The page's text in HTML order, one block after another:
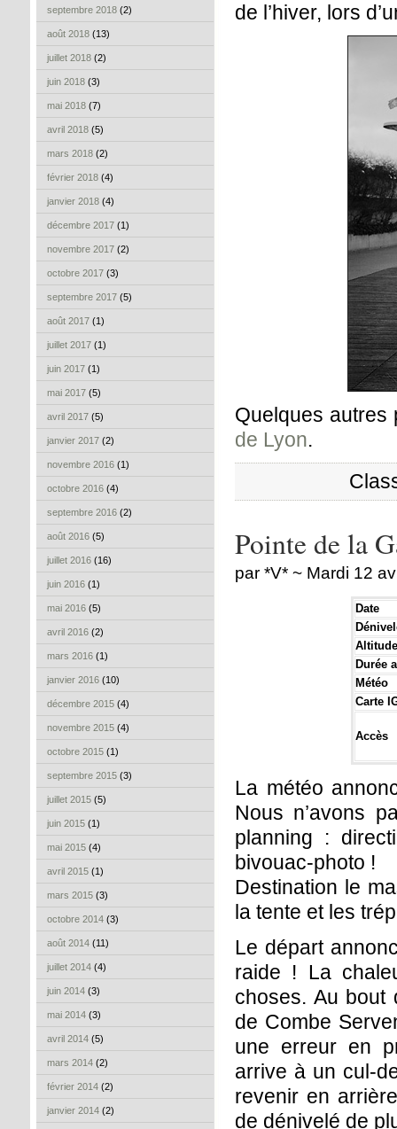
septembre 2018 (2)
août 2018 (13)
juillet 2018 (2)
juin 2018 (3)
mai 2018 (7)
avril 2018 (5)
mars 2018 (2)
février 2018 (4)
janvier 2018 (4)
décembre 2017 (1)
novembre 2017 (2)
octobre 2017 (3)
septembre 2017 (5)
août 2017 (1)
juillet 2017 (1)
juin 2017 (1)
mai 2017 (5)
avril 2017 (5)
janvier 2017 (2)
novembre 2016 (1)
octobre 2016 (4)
septembre 2016 (2)
août 2016 (5)
juillet 2016 (16)
juin 2016 (1)
mai 2016 (5)
avril 2016 (2)
mars 2016 (1)
janvier 2016 (10)
décembre 2015 (4)
novembre 2015 (4)
octobre 2015 (1)
septembre 2015 (3)
juillet 2015 (5)
juin 2015 (1)
mai 2015 (4)
avril 2015 (1)
mars 2015 (3)
octobre 2014 (3)
août 2014 (11)
juillet 2014 (4)
juin 2014 (3)
mai 2014 (3)
avril 2014 (5)
mars 2014 (2)
février 2014 (2)
janvier 2014 (2)
de l’hiver, lors
Quelques autres
de Lyon.
Pointe de la
par *V* ~ Mardi 12
Date
Durée
Météo
Carte
Accès
La météo
Nous n’avons
planning :
bivouac-photo !
Destination le
la tente et les
Le départ
raide ! La
choses. Au bout
de Combe
une erreur en
arrive à un cul-
revenir en
de dénivelé de